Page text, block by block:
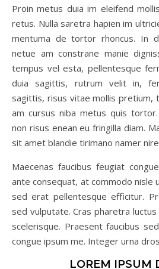
Proin metus duia im eleifend
retus. Nulla saretra hapien im
mentuma de tortor rhoncus. In
netue am constrane manie
tempus vel esta, pellentesque
duia sagittis, rutrum velit in,
sagittis, risus vitae mollis pretium,
am cursus niba metus quis
non risus enean eu fringilla diam.
sit amet blandie tirimano namer
Maecenas faucibus feugiat
ante consequat, at commodo nisle
sed erat pellentesque efficitur.
sed vulputate. Cras pharetra
scelerisque. Praesent faucibus
congue ipsum me. Integer urna
LOREM IPSUM